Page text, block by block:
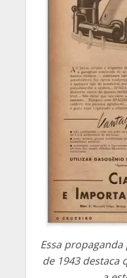
Essa
de 1943 destaca